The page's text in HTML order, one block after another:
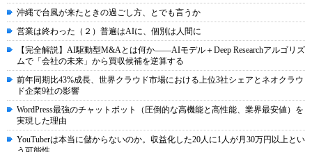
沖縄で台風が来たときの過ごし方、とでも言うか
営業は終わった（２）普遍はAIに、個別は人間に
【完全解説】AI駆動型M&Aとは何か――AIモデル＋Deep Researchアルゴリズ
ムで「会社の未来」から買収候補を逆算する
前年同期比43%成長、世界クラウド市場における上位3社シェアとネオクラウ
ド企業9社の影響
WordPress最強のチャットボット（圧倒的な高機能と高性能、業界最安値）を
実現した理由
YouTuberは本当に儲からないのか。収益化した20人に1人が月30万円以上とい